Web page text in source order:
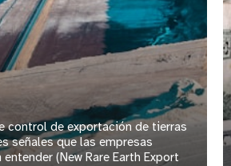
control de exportación de tierras
señales que las empresas
(New Rare Earth Export